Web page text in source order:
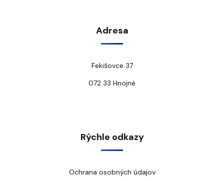
Adresa
Fekišovce 37
072 33 Hnojné
Rýchle odkazy
Ochrana osobných údajov